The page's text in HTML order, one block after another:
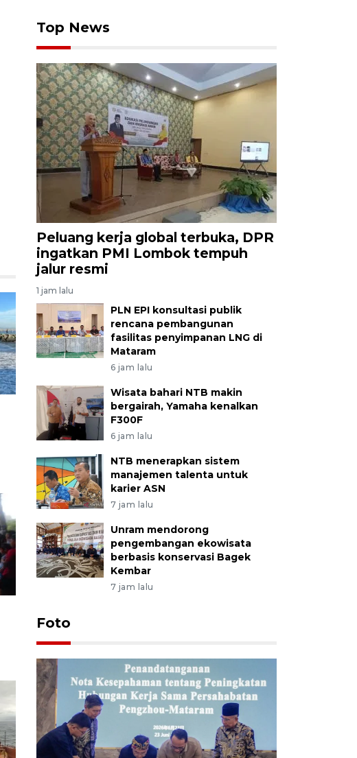
Top News
Peluang kerja global terbuka, DPR
ingatkan PMI Lombok tempuh
jalur resmi
1 jam lalu
PLN EPI konsultasi publik
rencana pembangunan
fasilitas penyimpanan LNG di
Mataram
6 jam lalu
Wisata bahari NTB makin
bergairah, Yamaha kenalkan
F300F
6 jam lalu
NTB menerapkan sistem
manajemen talenta untuk
karier ASN
7 jam lalu
Unram mendorong
pengembangan ekowisata
berbasis konservasi Bagek
Kembar
7 jam lalu
Foto